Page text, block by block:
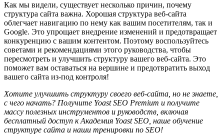
Как мы видели, существует несколько причин, почему
структура сайта важна. Хорошая структура веб-сайта
облегчает навигацию по нему как вашим посетителям, так и
Google. Это упрощает внедрение изменений и предотвращает
конкуренцию с вашим контентом. Поэтому воспользуйтесь
советами и рекомендациями этого руководства, чтобы
пересмотреть и улучшить структуру вашего веб-сайта. Это
поможет вам оставаться на вершине и предотвратить выход
вашего сайта из-под контроля!
Хотите улучшить структуру своего веб-сайта, но не знаете,
с чего начать? Получите Yoast SEO Premium и получите
массу полезных инструментов и руководств, включая
бесплатный доступ к Академия Yoast SEO, наше обучение
структуре сайта и наши тренировки по SEO!